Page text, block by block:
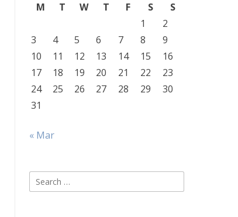
M
T W T F S
S
1
2
3
4 5 6 7 8
9
10
11 12 13 14 15
16
17
18 19 20 21 22
23
24
25 26 27 28 29
30
31
« Mar
Search
for: